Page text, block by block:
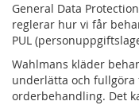
General Data
reglerar hur vi får
PUL
Wahlmans kläder
underlätta och
orderbehandling. Det